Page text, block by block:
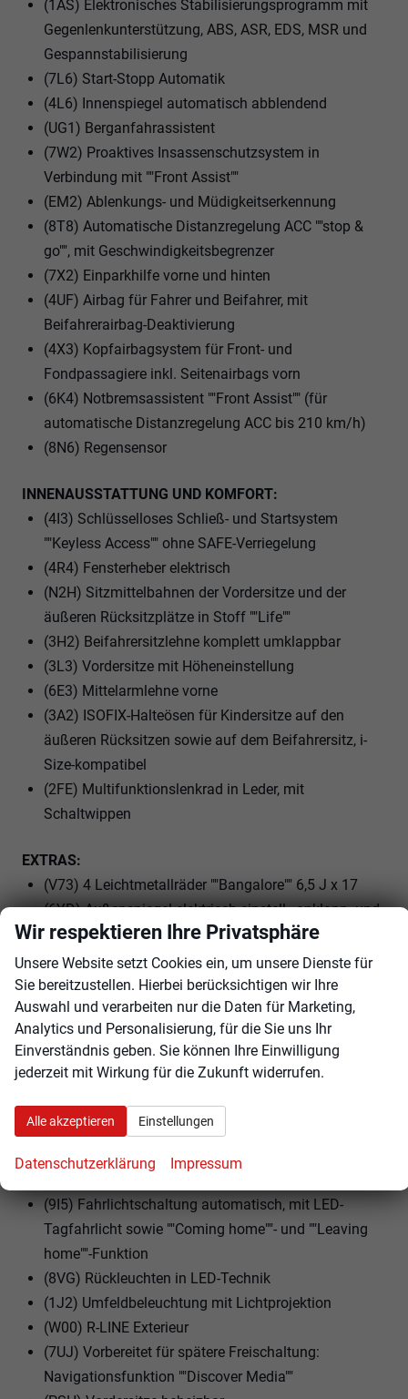
(1AS) Elektronisches Stabilisierungsprogramm mit
Gegenlenkunterstützung, ABS, ASR, EDS, MSR und
Gespannstabilisierung
(7L6) Start-Stopp Automatik
(4L6) Innenspiegel automatisch abblendend
(UG1) Berganfahrassistent
(7W2) Proaktives Insassenschutzsystem in
Verbindung mit ""Front Assist""
(EM2) Ablenkungs- und Müdigkeitserkennung
(8T8) Automatische Distanzregelung ACC ""stop &
go"", mit Geschwindigkeitsbegrenzer
(7X2) Einparkhilfe vorne und hinten
(4UF) Airbag für Fahrer und Beifahrer, mit
Beifahrerairbag-Deaktivierung
(4X3) Kopfairbagsystem für Front- und
Fondpassagiere inkl. Seitenairbags vorn
(6K4) Notbremsassistent ""Front Assist"" (für
automatische Distanzregelung ACC bis 210 km/h)
(8N6) Regensensor
INNENAUSSTATTUNG UND KOMFORT:
(4I3) Schlüsselloses Schließ- und Startsystem
""Keyless Access"" ohne SAFE-Verriegelung
(4R4) Fensterheber elektrisch
(N2H) Sitzmittelbahnen der Vordersitze und der
äußeren Rücksitzplätze in Stoff ""Life""
(3H2) Beifahrersitzlehne komplett umklappbar
(3L3) Vordersitze mit Höheneinstellung
(6E3) Mittelarmlehne vorne
(3A2) ISOFIX-Halteösen für Kindersitze auf den
äußeren Rücksitzen sowie auf dem Beifahrersitz, i-
Size-kompatibel
(2FE) Multifunktionslenkrad in Leder, mit
Schaltwippen
EXTRAS:
(V73) 4 Leichtmetallräder ""Bangalore"" 6,5 J x 17
(6YD) Außenspiegel elektrisch einstell-, anklapp- und
beheizbar, mit Beifahrerspiegelabsenkung
(3S2) Dachreling schwarz
(7J1) Digital Cockpit, mehrfarbig, verschiedene Info-
Profile wählbar
(VL6) Fußgänger- und Radfahrererkennung
(3GD) Gepäckraumboden in 2 Höhen einstellbar, für
ebene Ladefläche
(ZBB) Infotainment-Paket ""Ready 2 Discover""
(PLA) Licht-und-Sicht-Paket inkl. ""Light Assist""
(4KF) Seitenscheiben ab B-Säule abgedunkelt
(9I5) Fahrlichtschaltung automatisch, mit LED-
Tagfahrlicht sowie ""Coming home""- und ""Leaving
home""-Funktion
(8VG) Rückleuchten in LED-Technik
(1J2) Umfeldbeleuchtung mit Lichtprojektion
(W00) R-LINE Exterieur
(7UJ) Vorbereitet für spätere Freischaltung:
Navigationsfunktion ""Discover Media""
Wir respektieren Ihre Privatsphäre
Unsere Website setzt Cookies ein, um unsere Dienste für
Sie bereitzustellen. Hierbei berücksichtigen wir Ihre
Auswahl und verarbeiten nur die Daten für Marketing,
Analytics und Personalisierung, für die Sie uns Ihr
Einverständnis geben. Sie können Ihre Einwilligung
jederzeit mit Wirkung für die Zukunft widerrufen.
Alle akzeptieren Einstellungen
Datenschutzerklärung Impressum